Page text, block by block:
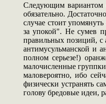
Следующим вариантом
обязательно.
случае стоит
за упокой". Не сумев
правильных позиций, с
антимусульманской и
полном серьезе!)
малочисленные
маловероятно, ибо
физически устранять
голову бредовые идеи,